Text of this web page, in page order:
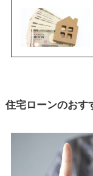
住宅ローンのおす